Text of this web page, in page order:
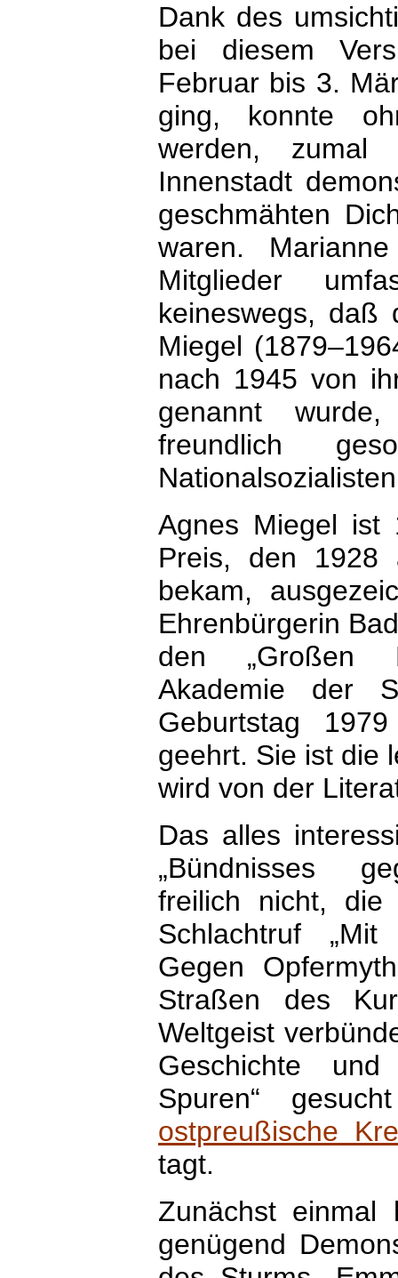
Dank des
bei diesem
Februar bis 3.
ging, konnte
werden,
Innenstadt
geschmähten
waren.
Mitglieder
keineswegs, daß
Miegel
nach 1945 von
genannt
freundlich
Agnes Miegel ist
Preis, den 1928
bekam,
Ehrenbürgerin
den „Großen
Akademie der
Geburtstag
geehrt. Sie ist die
wird von der
Das alles
„Bündnisses
freilich nicht, die
Schlachtruf
Gegen
Straßen des
Weltgeist
Geschichte und
Spuren“
ostpreußische
tagt.
Zunächst einmal
genügend